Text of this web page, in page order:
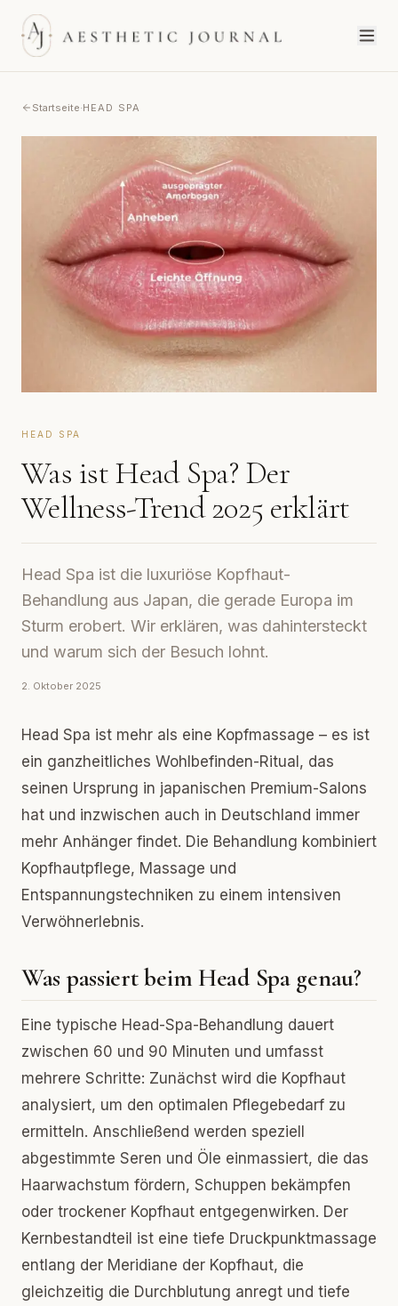
Startseite·HEAD SPA
HEAD SPA
Was ist Head Spa? Der
Wellness-Trend 2025 erklärt
Head Spa ist die luxuriöse Kopfhaut-
Behandlung aus Japan, die gerade Europa im
Sturm erobert. Wir erklären, was dahintersteckt
und warum sich der Besuch lohnt.
2. Oktober 2025
Head Spa ist mehr als eine Kopfmassage – es ist
ein ganzheitliches Wohlbefinden-Ritual, das
seinen Ursprung in japanischen Premium-Salons
hat und inzwischen auch in Deutschland immer
mehr Anhänger findet. Die Behandlung kombiniert
Kopfhautpflege, Massage und
Entspannungstechniken zu einem intensiven
Verwöhnerlebnis.
Was passiert beim Head Spa genau?
Eine typische Head-Spa-Behandlung dauert
zwischen 60 und 90 Minuten und umfasst
mehrere Schritte: Zunächst wird die Kopfhaut
analysiert, um den optimalen Pflegebedarf zu
ermitteln. Anschließend werden speziell
abgestimmte Seren und Öle einmassiert, die das
Haarwachstum fördern, Schuppen bekämpfen
oder trockener Kopfhaut entgegenwirken. Der
Kernbestandteil ist eine tiefe Druckpunktmassage
entlang der Meridiane der Kopfhaut, die
gleichzeitig die Durchblutung anregt und tiefe